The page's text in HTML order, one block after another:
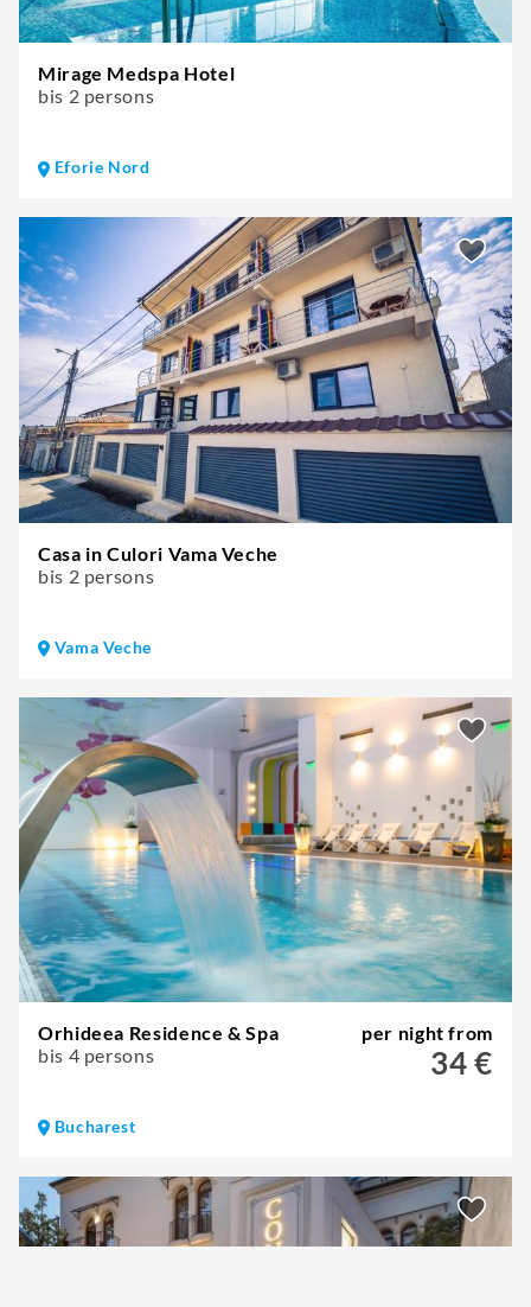
Mirage Medspa Hotel
bis 2 persons
Eforie Nord
Casa in Culori Vama Veche
bis 2 persons
Vama Veche
Orhideea Residence & Spa
bis 4 persons
per night from
34 €
Bucharest